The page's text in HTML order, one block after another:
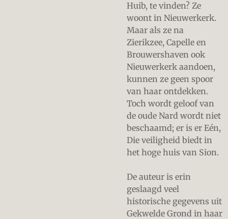
Huib, te vinden? Ze
woont in Nieuwerkerk.
Maar als ze na
Zierikzee, Capelle en
Brouwershaven ook
Nieuwerkerk aandoen,
kunnen ze geen spoor
van haar ontdekken.
Toch wordt geloof van
de oude Nard wordt niet
beschaamd; er is er Eén,
Die veiligheid biedt in
het hoge huis van Sion.
De auteur is erin
geslaagd veel
historische gegevens uit
Gekwelde Grond in haar